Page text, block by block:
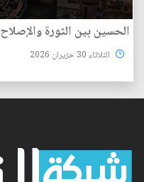
الحسين بين الثورة والإصلاح
الثلاثاء 30 حزيران 2026